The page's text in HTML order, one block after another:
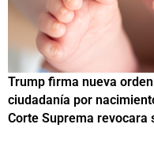
Trump firma nueva
ciudadanía por
Corte Suprema revocara